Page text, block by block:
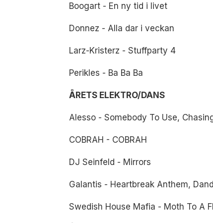
Boogart - En ny tid i livet
Donnez - Alla dar i veckan
Larz-Kristerz - Stuffparty 4
Perikles - Ba Ba Ba
ÅRETS ELEKTRO/DANS
Alesso - Somebody To Use,
COBRAH - COBRAH
DJ Seinfeld - Mirrors
Galantis - Heartbreak Anthem,
Swedish House Mafia - Moth To A